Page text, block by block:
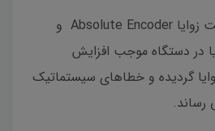
استفاده از سیستم قرائت زوایا Absolute Encoder و
در دستگاه موجب افزایش
گردیده و خطاهای سیستماتیک
رساند.